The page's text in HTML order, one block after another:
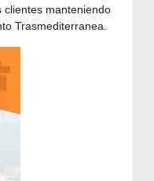
clientes manteniendo
Trasmediterranea.